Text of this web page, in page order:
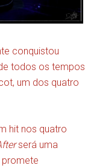
conquistou
todos os tempos
um dos quatro
hit nos quatro
será uma
promete